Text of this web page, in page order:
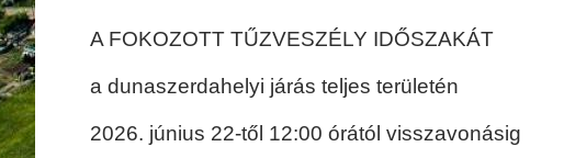
A FOKOZOTT TŰZVESZÉLY IDŐSZAKÁT
a dunaszerdahelyi járás teljes területén
2026. június 22-től 12:00 órától visszavonásig